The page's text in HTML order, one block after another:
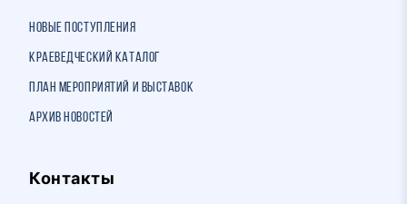
Новые поступления
Краеведческий каталог
План мероприятий и выставок
Архив новостей
Контакты